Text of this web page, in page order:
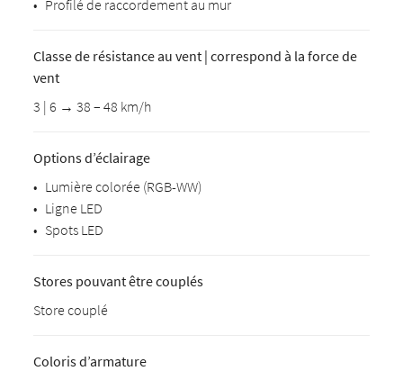
• Profilé de raccordement au mur
Classe de résistance au vent | correspond à la force de
vent
3 | 6 → 38 – 48 km/h
Options d’éclairage
• Lumière colorée (RGB-WW)
• Ligne LED
• Spots LED
Stores pouvant être couplés
Store couplé
Coloris d’armature